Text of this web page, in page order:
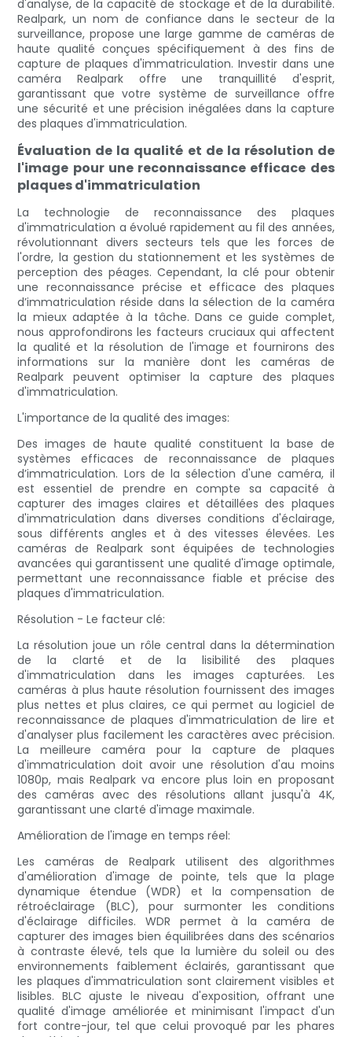
d'analyse, de la capacité de stockage et de la durabilité.
Realpark, un nom de confiance dans le secteur de la
surveillance, propose une large gamme de caméras de
haute qualité conçues spécifiquement à des fins de
capture de plaques d'immatriculation. Investir dans une
caméra Realpark offre une tranquillité d'esprit,
garantissant que votre système de surveillance offre
une sécurité et une précision inégalées dans la capture
des plaques d'immatriculation.
Évaluation de la qualité et de la résolution de
l'image pour une reconnaissance efficace des
plaques d'immatriculation
La technologie de reconnaissance des plaques
d'immatriculation a évolué rapidement au fil des années,
révolutionnant divers secteurs tels que les forces de
l'ordre, la gestion du stationnement et les systèmes de
perception des péages. Cependant, la clé pour obtenir
une reconnaissance précise et efficace des plaques
d’immatriculation réside dans la sélection de la caméra
la mieux adaptée à la tâche. Dans ce guide complet,
nous approfondirons les facteurs cruciaux qui affectent
la qualité et la résolution de l'image et fournirons des
informations sur la manière dont les caméras de
Realpark peuvent optimiser la capture des plaques
d'immatriculation.
L'importance de la qualité des images:
Des images de haute qualité constituent la base de
systèmes efficaces de reconnaissance de plaques
d’immatriculation. Lors de la sélection d'une caméra, il
est essentiel de prendre en compte sa capacité à
capturer des images claires et détaillées des plaques
d'immatriculation dans diverses conditions d'éclairage,
sous différents angles et à des vitesses élevées. Les
caméras de Realpark sont équipées de technologies
avancées qui garantissent une qualité d'image optimale,
permettant une reconnaissance fiable et précise des
plaques d'immatriculation.
Résolution - Le facteur clé:
La résolution joue un rôle central dans la détermination
de la clarté et de la lisibilité des plaques
d'immatriculation dans les images capturées. Les
caméras à plus haute résolution fournissent des images
plus nettes et plus claires, ce qui permet au logiciel de
reconnaissance de plaques d'immatriculation de lire et
d'analyser plus facilement les caractères avec précision.
La meilleure caméra pour la capture de plaques
d'immatriculation doit avoir une résolution d'au moins
1080p, mais Realpark va encore plus loin en proposant
des caméras avec des résolutions allant jusqu'à 4K,
garantissant une clarté d'image maximale.
Amélioration de l'image en temps réel:
Les caméras de Realpark utilisent des algorithmes
d'amélioration d'image de pointe, tels que la plage
dynamique étendue (WDR) et la compensation de
rétroéclairage (BLC), pour surmonter les conditions
d'éclairage difficiles. WDR permet à la caméra de
capturer des images bien équilibrées dans des scénarios
à contraste élevé, tels que la lumière du soleil ou des
environnements faiblement éclairés, garantissant que
les plaques d'immatriculation sont clairement visibles et
lisibles. BLC ajuste le niveau d'exposition, offrant une
qualité d'image améliorée et minimisant l'impact d'un
fort contre-jour, tel que celui provoqué par les phares